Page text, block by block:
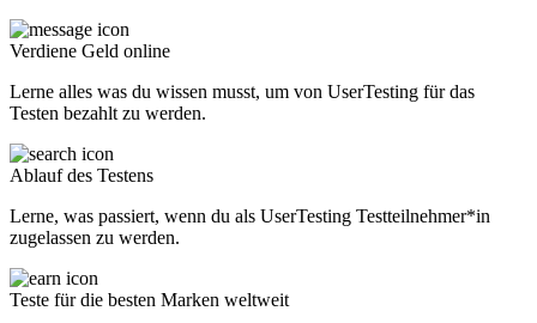
Verdiene Geld online
Lerne alles was du wissen musst, um von UserTesting für das
Testen bezahlt zu werden.
Ablauf des Testens
Lerne, was passiert, wenn du als UserTesting Testteilnehmer*in
zugelassen zu werden.
Teste für die besten Marken weltweit